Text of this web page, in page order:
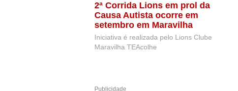
2ª Corrida Lions em prol da
Causa Autista ocorre em
setembro em Maravilha
Iniciativa é realizada pelo Lions Clube
Maravilha TEAcolhe
Publicidade